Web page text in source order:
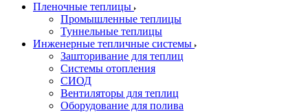
Пленочные теплицы
Промышленные теплицы
Туннельные теплицы
Инженерные тепличные системы
Зашторивание для теплиц
Системы отопления
СИОД
Вентиляторы для теплиц
Оборудование для полива